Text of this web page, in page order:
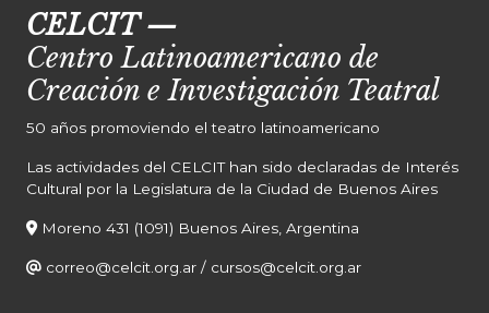
CELCIT—
Centro Latinoamericano de
Creación e Investigación Teatral
50 años promoviendo el teatro latinoamericano
Las actividades del CELCIT han sido declaradas de Interés
Cultural por la Legislatura de la Ciudad de Buenos Aires
Moreno 431 (1091) Buenos Aires, Argentina
correo@celcit.org.ar / cursos@celcit.org.ar